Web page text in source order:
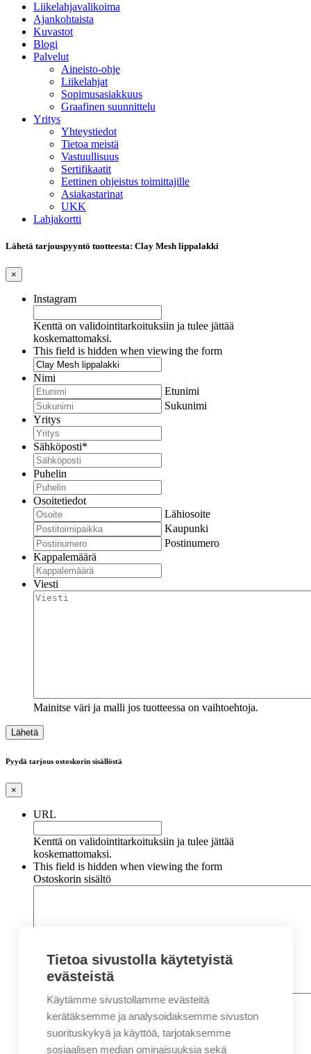
Liikelahjavalikoima
Ajankohtaista
Kuvastot
Blogi
Palvelut
Aineisto-ohje
Liikelahjat
Sopimusasiakkuus
Graafinen suunnittelu
Yritys
Yhteystiedot
Tietoa meistä
Vastuullisuus
Sertifikaatit
Eettinen ohjeistus toimittajille
Asiakastarinat
UKK
Lahjakortti
Lähetä tarjouspyyntö tuotteesta: Clay Mesh lippalakki
×
Instagram
Kenttä on validointitarkoituksiin ja tulee jättää
koskemattomaksi.
This field is hidden when viewing the form
Nimi
Etunimi
Sukunimi
Yritys
Sähköposti*
Puhelin
Osoitetiedot
Lähiosoite
Kaupunki
Postinumero
Kappalemäärä
Viesti
Mainitse väri ja malli jos tuotteessa on vaihtoehtoja.
Pyydä tarjous ostoskorin sisällöstä
×
URL
Kenttä on validointitarkoituksiin ja tulee jättää
koskemattomaksi.
This field is hidden when viewing the form
Ostoskorin sisältö
Nimi*
Etunimi
Sukunimi
Tietoa sivustolla käytetyistä
evästeistä
Käytämme sivustollamme evästeitä
kerätäksemme ja analysoidaksemme sivuston
suorituskykyä ja käyttöä, tarjotaksemme
sosiaalisen median ominaisuuksia sekä